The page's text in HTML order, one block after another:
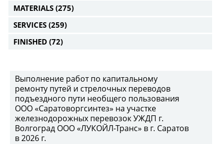
MATERIALS (275)
SERVICES (259)
FINISHED (72)
Выполнение работ по капитальному
ремонту путей и стрелочных переводов
подъездного пути необщего пользования
ООО «Саратоворгсинтез» на участке
железнодорожных перевозок УЖДП г.
Волгоград ООО «ЛУКОЙЛ-Транс» в г. Саратов
в 2026 г.